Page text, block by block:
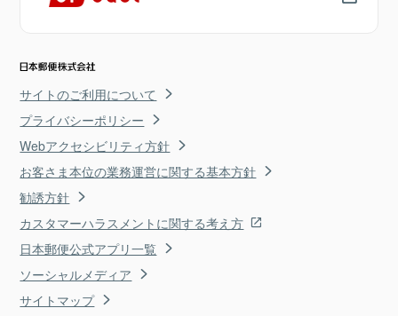
サイトのご利用について
プライバシーポリシー
Webアクセシビリティ方針
お客さま本位の業務運営に関する基本方針
勧誘方針
カスタマーハラスメントに関する考え方
日本郵便公式アプリ一覧
ソーシャルメディア
サイトマップ